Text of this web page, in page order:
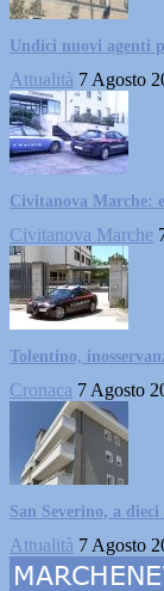
Undici nuovi agenti
Attualità 7 Agosto
Civitanova Marche:
Civitanova Marche
Tolentino,
Cronaca 7 Agosto
San Severino, a
Attualità 7 Agosto